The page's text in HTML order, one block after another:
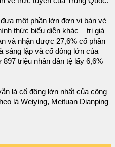
một phần lớn đơn vị bán vé
thức biểu diễn khác – trị giá
và nhận được 27,6% cổ phần
sáng lập và cổ đông lớn của
triệu nhân dân tệ lấy 6,6%
là cổ đông lớn nhất của công
là Weiying, Meituan Dianping